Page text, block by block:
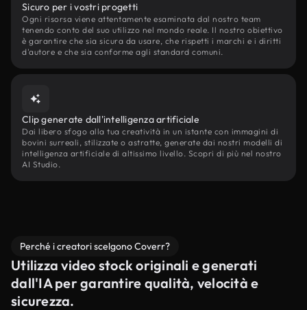
Sicuro per i vostri progetti
Ogni risorsa viene attentamente esaminata dal nostro team
tenendo conto del suo utilizzo nel mondo reale. Il nostro obiettivo
è garantire che sia sicura da usare, che rispetti i marchi e i diritti
d'autore e che sia conforme agli standard comuni.
Clip generate dall'intelligenza artificiale
Dai libero sfogo alla tua creatività in un istante con immagini di
bovini surreali, stilizzate o astratte, generate dai nostri modelli di
intelligenza artificiale di altissimo livello. Scopri di più nel nostro
AI Studio.
Perché i creatori scelgono Coverr?
Utilizza video stock originali e generati
dall'IA per garantire qualità, velocità e
sicurezza.